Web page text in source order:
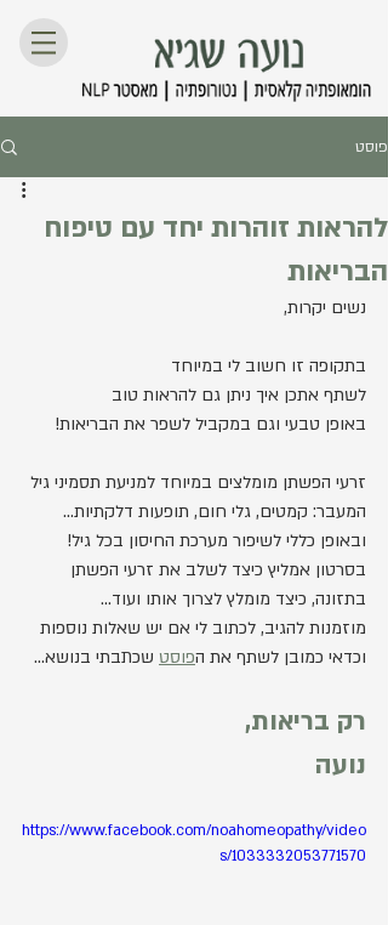
פוסט
להראות זוהרות יחד עם טיפוח
הבריאות
נשים יקרות,
בתקופה זו חשוב לי במיוחד
לשתף אתכן איך ניתן גם להראות טוב
באופן טבעי וגם במקביל לשפר את הבריאות!
זרעי הפשתן מומלצים במיוחד למניעת תסמיני גיל
המעבר: קמטים, גלי חום, תופעות דלקתיות...
ובאופן כללי לשיפור מערכת החיסון בכל גיל!
בסרטון אמליץ כיצד לשלב את זרעי הפשתן
בתזונה, כיצד מומלץ לצרוך אותו ועוד...
מוזמנות להגיב, לכתוב לי אם יש שאלות נוספות
וכדאי כמובן לשתף את הפוסט שכתבתי בנושא...
רק בריאות,
נועה
https://www.facebook.com/noahomeopathy/video
s/1033332053771570